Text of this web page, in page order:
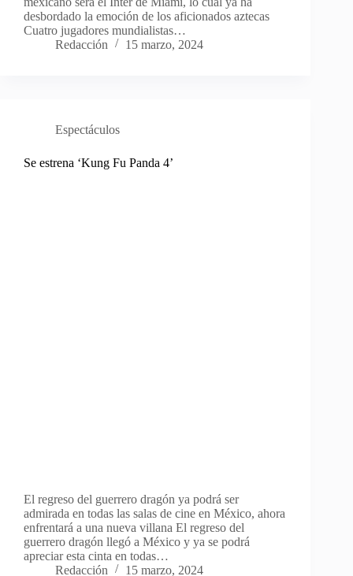
desbordado la emoción de los aficionados aztecas
Cuatro jugadores mundialistas…
Redacción
15 marzo, 2024
Espectáculos
Se estrena ‘Kung Fu Panda 4’
El regreso del guerrero dragón ya podrá ser
admirada en todas las salas de cine en México, ahora
enfrentará a una nueva villana El regreso del
guerrero dragón llegó a México y ya se podrá
apreciar esta cinta en todas…
Redacción
15 marzo, 2024